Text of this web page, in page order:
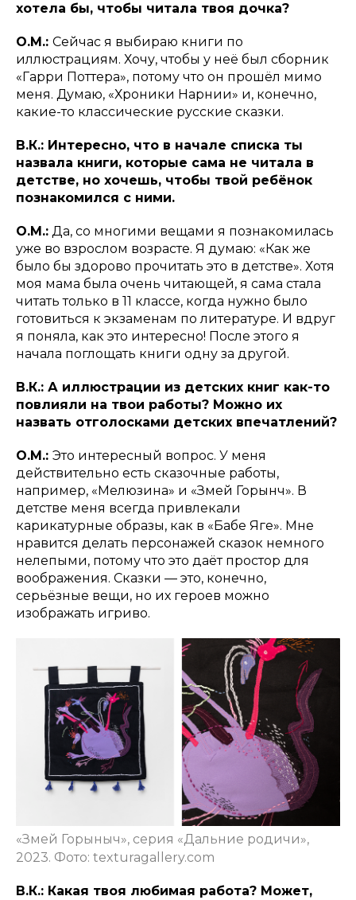
хотела бы, чтобы читала твоя дочка?
О.М.: Сейчас я выбираю книги по
иллюстрациям. Хочу, чтобы у неё был сборник
«Гарри Поттера», потому что он прошёл мимо
меня. Думаю, «Хроники Нарнии» и, конечно,
какие-то классические русские сказки.
В.К.: Интересно, что в начале списка ты
назвала книги, которые сама не читала в
детстве, но хочешь, чтобы твой ребёнок
познакомился с ними.
О.М.: Да, со многими вещами я познакомилась
уже во взрослом возрасте. Я думаю: «Как же
было бы здорово прочитать это в детстве». Хотя
моя мама была очень читающей, я сама стала
читать только в 11 классе, когда нужно было
готовиться к экзаменам по литературе. И вдруг
я поняла, как это интересно! После этого я
начала поглощать книги одну за другой.
В.К.: А иллюстрации из детских книг как-то
повлияли на твои работы? Можно их
назвать отголосками детских впечатлений?
О.М.: Это интересный вопрос. У меня
действительно есть сказочные работы,
например, «Мелюзина» и «Змей Горынч». В
детстве меня всегда привлекали
карикатурные образы, как в «Бабе Яге». Мне
нравится делать персонажей сказок немного
нелепыми, потому что это даёт простор для
воображения. Сказки — это, конечно,
серьёзные вещи, но их героев можно
изображать игриво.
«Змей Горыныч», серия «Дальние родичи»,
2023. Фото: texturagallery.com
В.К.: Какая твоя любимая работа? Может,